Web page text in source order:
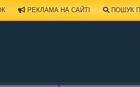
РЕКЛАМА НА САЙТІ ПОШУК